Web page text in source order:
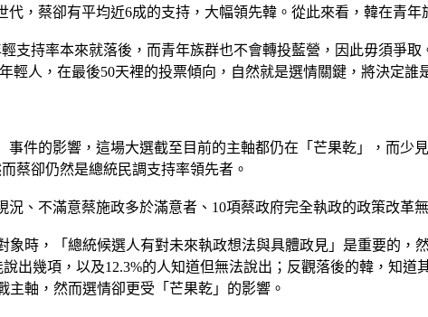
，蔡卻有平均近6成的支持，大幅領先韓。從此來看，韓在青
支持率本來就落後，而青年族群也不會轉投藍營，因此毋須爭取
人，在最後50天裡的投票傾向，自然就是選情關鍵，將決定誰
件的影響，這場大選截至目前的主軸都仍在「芒果乾」，而少
蔡卻仍然是總統民調支持率領先者。
、不滿意蔡施政多於滿意者、10項蔡政府完全執政的政策改革
時，「總統候選人有對未來執政想法與具體政見」是重要的，
出幾項，以及12.3%的人知道但無法說出；反觀落後的韓，知道
軸，然而選情卻更受「芒果乾」的影響。